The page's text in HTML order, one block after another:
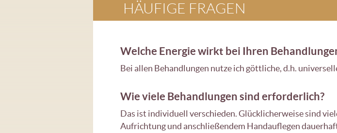
HÄUFIGE FRAGEN
Welche Energie wirkt bei Ihren
Bei allen Behandlungen nutze ich göttliche, d.h.
Wie viele Behandlungen sind erforderlich?
Das ist individuell verschieden. Glücklicherweise sind
Aufrichtung und anschließendem Handauflegen